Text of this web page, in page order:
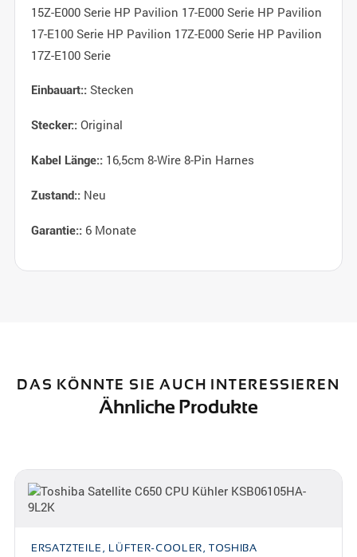
15Z-E000 Serie HP Pavilion 17-E000 Serie HP Pavilion
17-E100 Serie HP Pavilion 17Z-E000 Serie HP Pavilion
17Z-E100 Serie
Einbauart::Stecken
Stecker::Original
Kabel Länge::16,5cm 8-Wire 8-Pin Harnes
Zustand::Neu
Garantie::6 Monate
DAS KÖNNTE SIE AUCH INTERESSIEREN
Ähnliche Produkte
ERSATZTEILE, LÜFTER-COOLER, TOSHIBA